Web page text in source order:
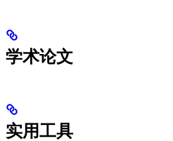
学术论文
实用工具